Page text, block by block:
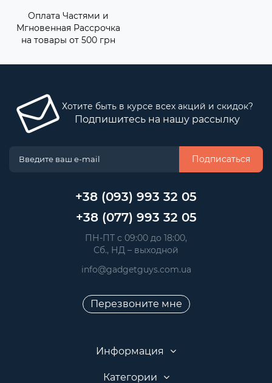
Оплата Частями и
Мгновенная Рассрочка
на товары от 500 грн
Хотите быть в курсе всех акций и скидок?
Подпишитесь на нашу рассылку
Подписаться
+38 (093) 993 32 05
+38 (077) 993 32 05
ПН-ПТ с 09:00 до 18:00,
Сб., НД – выходной
info@gadgetguys.com.ua
Перезвоните мне
Информация
Категории